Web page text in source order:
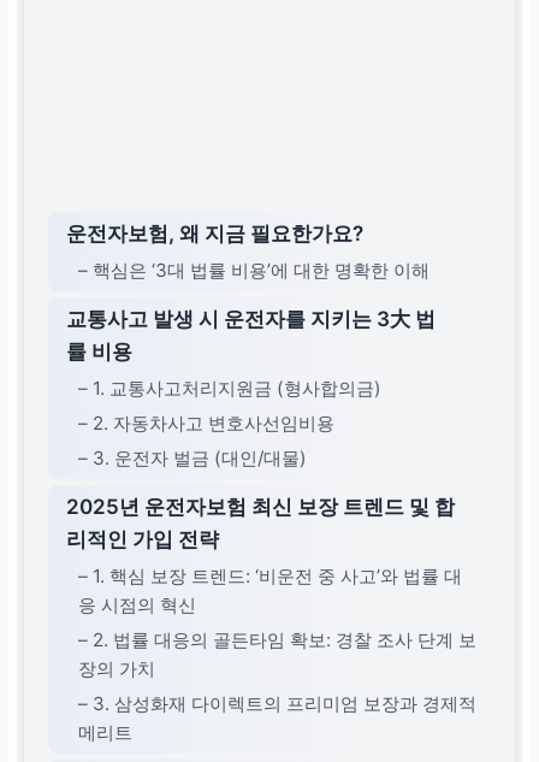
운전자보험, 왜 지금 필요한가요?
– 핵심은 ‘3대 법률 비용’에 대한 명확한 이해
교통사고 발생 시 운전자를 지키는 3大 법
률 비용
– 1. 교통사고처리지원금 (형사합의금)
– 2. 자동차사고 변호사선임비용
– 3. 운전자 벌금 (대인/대물)
2025년 운전자보험 최신 보장 트렌드 및 합
리적인 가입 전략
– 1. 핵심 보장 트렌드: ‘비운전 중 사고’와 법률 대
응 시점의 혁신
– 2. 법률 대응의 골든타임 확보: 경찰 조사 단계 보
장의 가치
– 3. 삼성화재 다이렉트의 프리미엄 보장과 경제적
메리트